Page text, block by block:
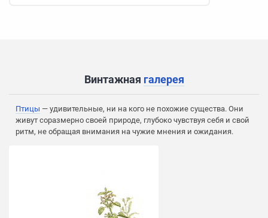
Винтажная галерея
Птицы — удивительные, ни на кого не похожие существа. Они
живут соразмерно своей природе, глубоко чувствуя себя и свой
ритм, не обращая внимания на чужие мнения и ожидания.